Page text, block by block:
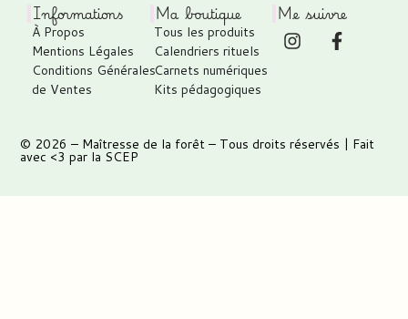
Informations
À Propos
Mentions Légales
Conditions Générales
de Ventes
Ma boutique
Tous les produits
Calendriers rituels
Carnets numériques
Kits pédagogiques
Me suivre
© 2026 – Maîtresse de la forêt – Tous droits réservés | Fait
avec <3 par la SCEP